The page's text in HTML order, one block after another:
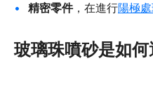
精密零件，在進行陽極
玻璃珠噴砂是如何